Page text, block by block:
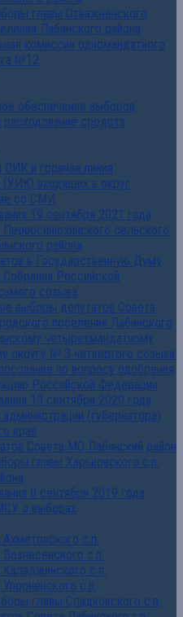
главы Отважненского
Лабинского района
комиссия одномандатного
№12
обеспечение выборов
расходование средств
ОИК и горячая линия
входящих в округ
со СМИ
19 сентября 2021 года
сельского
района
в Государственную Думу
Российской
созыва
выборы депутатов Совета
поселения Лабинского
четырехмандатному
округу № 3 четвертого созыва
по вопросу одобрения
Российской Федерации
13 сентября 2020 года
(губернатора)
края
Совета МО Лабинский район
главы Харьковского с.п.
8 сентября 2019 года
о выборах
с.п.
с.п.
с.п.
с.п.
главы Сладковского с.п.